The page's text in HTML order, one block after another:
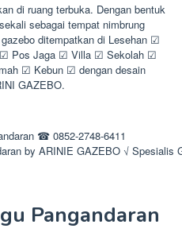
di ruang terbuka. Dengan bentuk
sebagai tempat nimbrung
ditempatkan di Lesehan ☑
Pos Jaga ☑ Villa ☑ Sekolah ☑
☑ Kebun ☑ dengan desain
GAZEBO.
by ARINIE GAZEBO √ Spesialis
Pangandaran